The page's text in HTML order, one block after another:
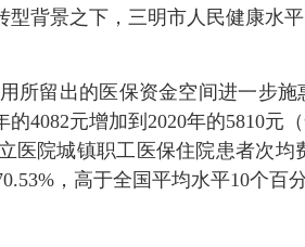
背景之下，三明市人民健康水
留出的医保资金空间进一步施
4082元增加到2020年的5810元
医院城镇职工医保住院患者次均
，高于全国平均水平10个百